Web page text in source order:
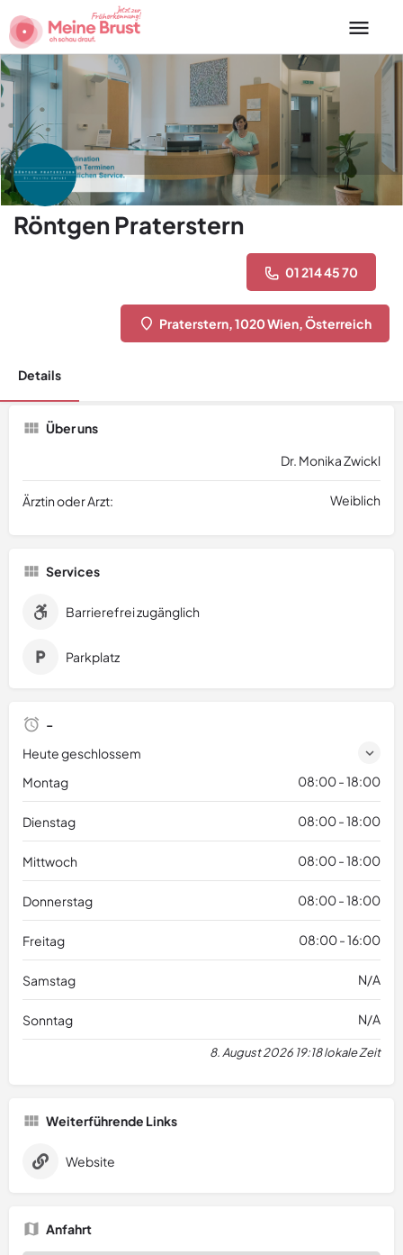
Röntgen Praterstern
01 214 45 70
Praterstern, 1020 Wien, Österreich
Details
Über uns
Dr. Monika Zwickl
Ärztin oder Arzt: Weiblich
Services
Barrierefrei zugänglich
Parkplatz
-
Heute geschlossem
Montag
08:00 - 18:00
Dienstag 08:00 - 18:00
Mittwoch 08:00 - 18:00
Donnerstag 08:00 - 18:00
Freitag 08:00 - 16:00
Samstag N/A
Sonntag N/A
8. August 2026 19:18 lokale Zeit
Weiterführende Links
Website
Anfahrt